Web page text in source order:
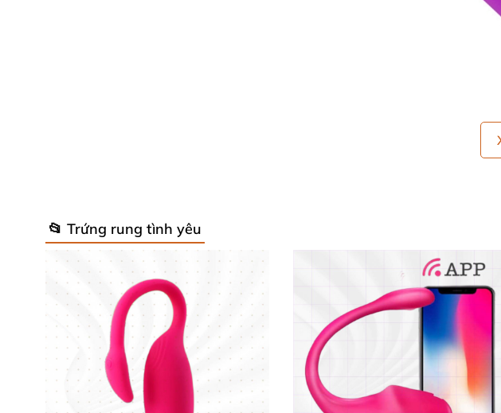
Tính Năng Nổi Bật Của Máy Massage Điểm G Taste
Máy đặc biệt tích hợp chế độ phát nhiệt ấm lên đến 38 độ C, đem
cảm nhận độ ấm lan tỏa, kích thích sự hưng phấn và tăng cường
📂 Trứng rung tình yêu